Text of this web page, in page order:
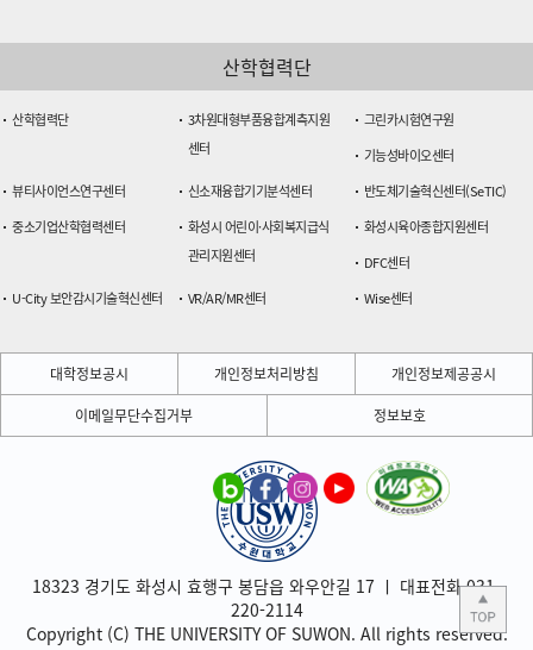
산학협력단
산학협력단
3차원대형부품융합계측지원
센터
그린카시험연구원
기능성바이오센터
뷰티사이언스연구센터
신소재융합기기분석센터
반도체기술혁신센터(SeTIC)
중소기업산학협력센터
화성시 어린이·사회복지급식
관리지원센터
화성시육아종합지원센터
DFC센터
U-City 보안감시기술혁신센터
VR/AR/MR센터 Wise센터
대학정보공시 개인정보처리방침
개인정보제공공시
이메일무단수집거부
정보보호
18323 경기도 화성시 효행구 봉담읍 와우안길 17 ㅣ 대표전화 031-
220-2114
Copyright (C) THE UNIVERSITY OF SUWON. All rights reserved.